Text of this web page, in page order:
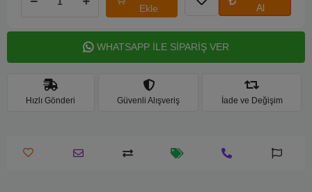
Ekle
Al
WHATSAPP İLE SİPARİŞ VER
Hızlı Gönderi Güvenli Alışveriş İade ve Değişim